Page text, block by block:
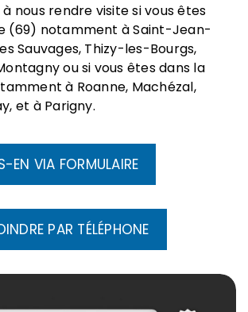
nous rendre visite si vous êtes
(69) notamment à Saint-Jean-
Sauvages, Thizy-les-Bourgs,
ou si vous êtes dans la
à Roanne, Machézal,
et à Parigny.
EN VIA FORMULAIRE
PAR TÉLÉPHONE